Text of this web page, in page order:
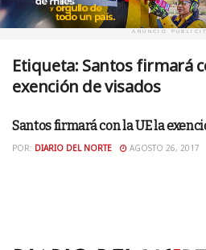
ANUNCIO
Etiqueta: Santos firmará
exención de visados
CARIBE
Santos firmará con la UE la
POR: DIARIO DEL NORTE AGOSTO 26, 2017